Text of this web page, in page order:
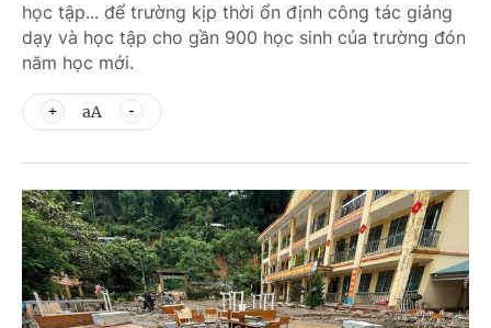
học tập... để trường kịp thời ổn định công tác giảng
dạy và học tập cho gần 900 học sinh của trường đón
năm học mới.
aA